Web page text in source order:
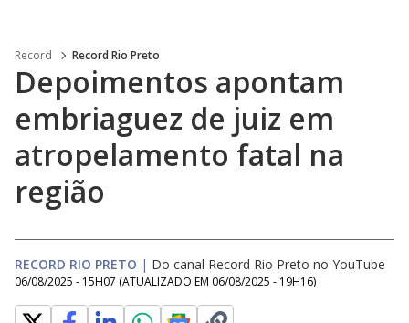
Record Record Rio Preto
Depoimentos apontam
embriaguez de juiz em
atropelamento fatal na
região
RECORD RIO PRETO | Do canal Record Rio Preto no YouTube
06/08/2025 - 15H07 (ATUALIZADO EM 06/08/2025 - 19H16)